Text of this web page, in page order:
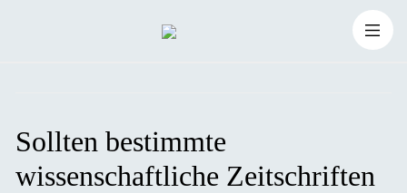
Sollten bestimmte
wissenschaftliche Zeitschriften